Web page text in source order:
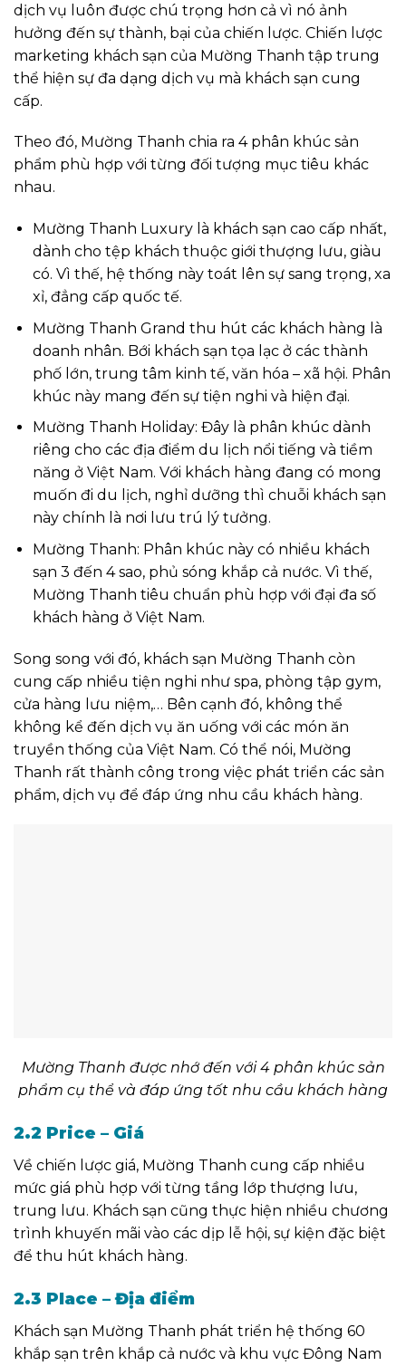
dịch vụ luôn được chú trọng hơn cả vì nó ảnh
hưởng đến sự thành, bại của chiến lược. Chiến lược
marketing khách sạn của Mường Thanh tập trung
thể hiện sự đa dạng dịch vụ mà khách sạn cung
cấp.
Theo đó, Mường Thanh chia ra 4 phân khúc sản
phẩm phù hợp với từng đối tượng mục tiêu khác
nhau.
Mường Thanh Luxury là khách sạn cao cấp nhất,
dành cho tệp khách thuộc giới thượng lưu, giàu
có. Vì thế, hệ thống này toát lên sự sang trọng, xa
xỉ, đẳng cấp quốc tế.
Mường Thanh Grand thu hút các khách hàng là
doanh nhân. Bới khách sạn tọa lạc ở các thành
phố lớn, trung tâm kinh tế, văn hóa – xã hội. Phân
khúc này mang đến sự tiện nghi và hiện đại.
Mường Thanh Holiday: Đây là phân khúc dành
riêng cho các địa điểm du lịch nổi tiếng và tiềm
năng ở Việt Nam. Với khách hàng đang có mong
muốn đi du lịch, nghỉ dưỡng thì chuỗi khách sạn
này chính là nơi lưu trú lý tưởng.
Mường Thanh: Phân khúc này có nhiều khách
sạn 3 đến 4 sao, phủ sóng khắp cả nước. Vì thế,
Mường Thanh tiêu chuẩn phù hợp với đại đa số
khách hàng ở Việt Nam.
Song song với đó, khách sạn Mường Thanh còn
cung cấp nhiều tiện nghi như spa, phòng tập gym,
cửa hàng lưu niệm,… Bên cạnh đó, không thể
không kể đến dịch vụ ăn uống với các món ăn
truyền thống của Việt Nam. Có thể nói, Mường
Thanh rất thành công trong việc phát triển các sản
phẩm, dịch vụ để đáp ứng nhu cầu khách hàng.
Mường Thanh được nhớ đến với 4 phân khúc sản
phẩm cụ thể và đáp ứng tốt nhu cầu khách hàng
2.2 Price – Giá
Về chiến lược giá, Mường Thanh cung cấp nhiều
mức giá phù hợp với từng tầng lớp thượng lưu,
trung lưu. Khách sạn cũng thực hiện nhiều chương
trình khuyến mãi vào các dịp lễ hội, sự kiện đặc biệt
để thu hút khách hàng.
2.3 Place – Địa điểm
Khách sạn Mường Thanh phát triển hệ thống 60
khắp sạn trên khắp cả nước và khu vực Đông Nam